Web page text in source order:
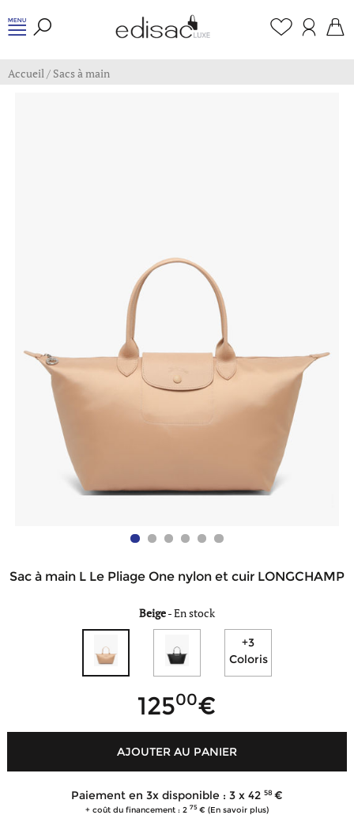
Accueil/ Sacs à main
Sac à main L Le Pliage One nylon et cuir LONGCHAMP
Beige-En stock
+3
Coloris
12500
AJOUTER AU PANIER
Paiement en 3x disponible : 3 x 42 58
+ coût du financement : 2 75 (En savoir plus)